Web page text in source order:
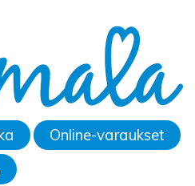
Online-varaukset